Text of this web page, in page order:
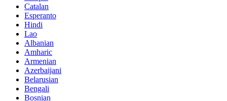
Catalan
Esperanto
Hindi
Lao
Albanian
Amharic
Armenian
Azerbaijani
Belarusian
Bengali
Bosnian